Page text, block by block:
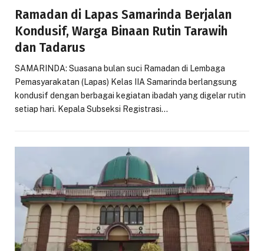
Ramadan di Lapas Samarinda Berjalan
Kondusif, Warga Binaan Rutin Tarawih
dan Tadarus
SAMARINDA: Suasana bulan suci Ramadan di Lembaga
Pemasyarakatan (Lapas) Kelas IIA Samarinda berlangsung
kondusif dengan berbagai kegiatan ibadah yang digelar rutin
setiap hari. Kepala Subseksi Registrasi…